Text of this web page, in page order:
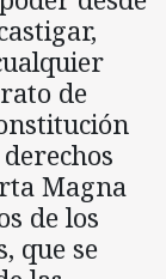
de
Magna
de los
que se